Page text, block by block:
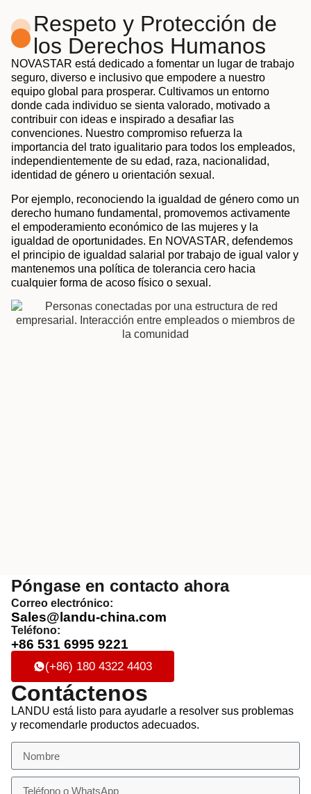
Respeto y Protección de
los Derechos Humanos
NOVASTAR está dedicado a fomentar un lugar de trabajo
seguro, diverso e inclusivo que empodere a nuestro
equipo global para prosperar. Cultivamos un entorno
donde cada individuo se sienta valorado, motivado a
contribuir con ideas e inspirado a desafiar las
convenciones. Nuestro compromiso refuerza la
importancia del trato igualitario para todos los empleados,
independientemente de su edad, raza, nacionalidad,
identidad de género u orientación sexual.
Por ejemplo, reconociendo la igualdad de género como un
derecho humano fundamental, promovemos activamente
el empoderamiento económico de las mujeres y la
igualdad de oportunidades. En NOVASTAR, defendemos
el principio de igualdad salarial por trabajo de igual valor y
mantenemos una política de tolerancia cero hacia
cualquier forma de acoso físico o sexual.
Póngase en contacto ahora
Correo electrónico:
Sales@landu-china.com
Teléfono:
+86 531 6995 9221
(+86) 180 4322 4403
Contáctenos
LANDU está listo para ayudarle a resolver sus problemas
y recomendarle productos adecuados.